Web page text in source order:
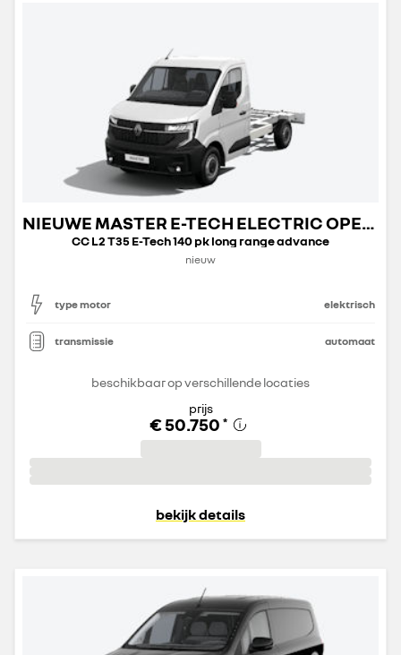
NIEUWE MASTER E-TECH ELECTRIC OPEN TRANSPORT
CC L2 T35 E-Tech 140 pk long range advance
nieuw
type motor elektrisch
transmissie automaat
beschikbaar op verschillende locaties
prijs
€ 50.750 *
bekijk details